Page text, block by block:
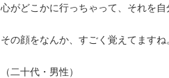
心がどこかに行っちゃって、それを自
その顔をなんか、すごく覚えてますね
（二十代・男性）